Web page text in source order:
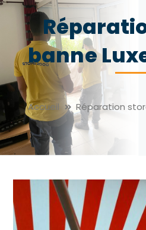
banne
Accueil Réparation